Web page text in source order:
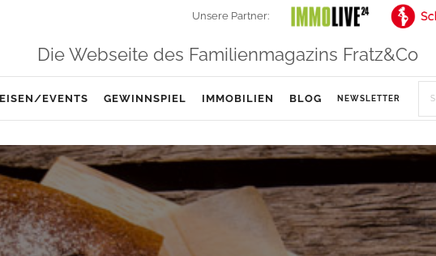
Unsere Partner:
Die Webseite des Familienmagazins Fratz&Co
EVENTS GEWINNSPIEL IMMOBILIEN BLOG NEWSLETTER